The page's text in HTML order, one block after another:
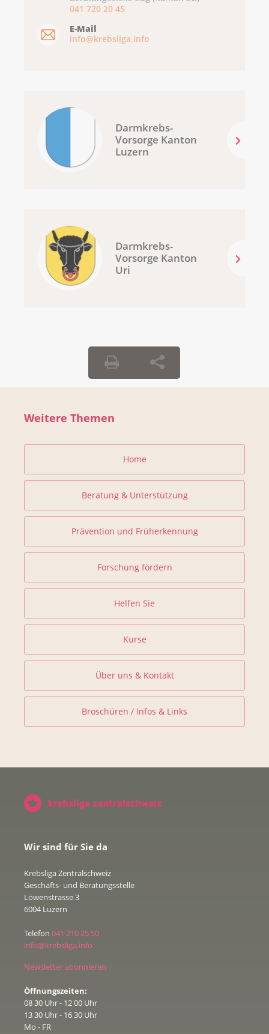
041 720 20 45
E-Mail
info@krebsliga.info
Darmkrebs-
Vorsorge Kanton
Luzern
Darmkrebs-
Vorsorge Kanton
Uri
Weitere Themen
Home
Beratung & Unterstützung
Prävention und Früherkennung
Forschung fördern
Helfen Sie
Kurse
Über uns & Kontakt
Broschüren / Infos & Links
Wir sind für Sie da
Krebsliga Zentralschweiz
Geschäfts- und Beratungsstelle
Löwenstrasse 3
6004 Luzern
Telefon 041 210 25 50
info@krebsliga.info
Newsletter abonnieren
Öffnungszeiten:
08 30 Uhr - 12 00 Uhr
13 30 Uhr - 16 30 Uhr
Mo - FR